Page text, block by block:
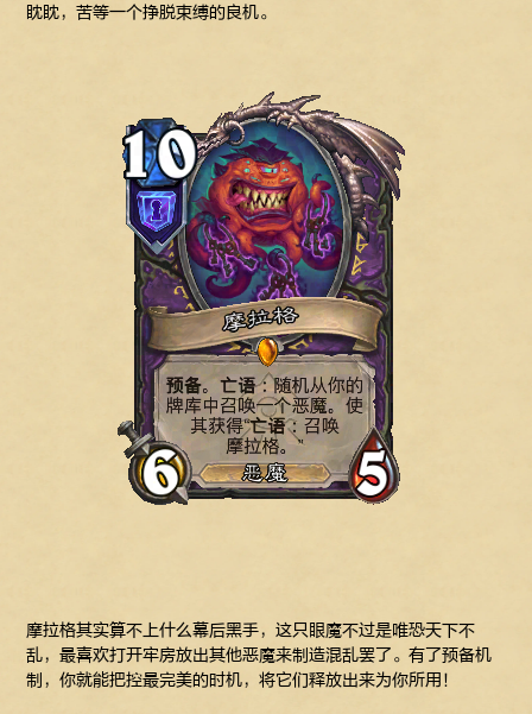
眈眈，苦等一个挣脱束缚的良机。
摩拉格其实算不上什么幕后黑手，这只眼魔不过是唯恐天下不
乱，最喜欢打开牢房放出其他恶魔来制造混乱罢了。有了预备机
制，你就能把控最完美的时机，将它们释放出来为你所用！